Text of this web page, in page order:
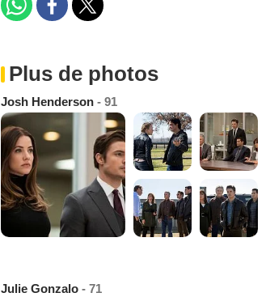
Plus de photos
Josh Henderson - 91
Julie Gonzalo - 71